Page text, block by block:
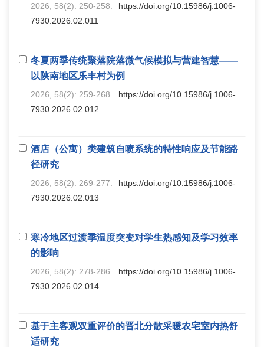
2026, 58(2): 250-258.
https://doi.org/10.15986/j.1006-
7930.2026.02.011
冬夏两季传统聚落院落微气候模拟与营建智慧——
以陕南地区乐丰村为例
2026, 58(2): 259-268.
https://doi.org/10.15986/j.1006-
7930.2026.02.012
酒店（公寓）类建筑自喷系统的特性响应及节能路
径研究
2026, 58(2): 269-277.
https://doi.org/10.15986/j.1006-
7930.2026.02.013
寒冷地区过渡季温度突变对学生热感知及学习效率
的影响
2026, 58(2): 278-286.
https://doi.org/10.15986/j.1006-
7930.2026.02.014
基于主客观双重评价的晋北分散采暖农宅室内热舒
适研究